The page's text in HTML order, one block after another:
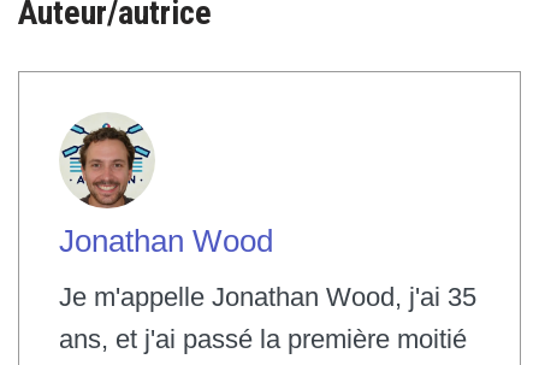
Auteur/autrice
Jonathan Wood
Je m'appelle Jonathan Wood, j'ai 35
ans, et j'ai passé la première moitié